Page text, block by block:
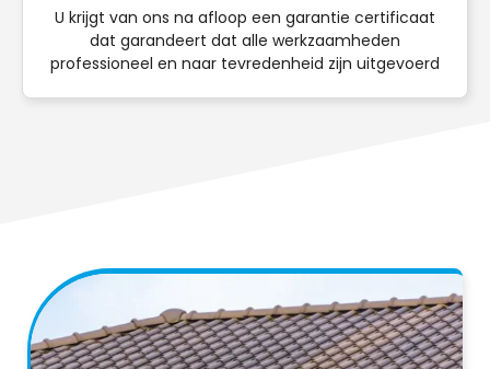
U krijgt van ons na afloop een garantie certificaat
dat garandeert dat alle werkzaamheden
professioneel en naar tevredenheid zijn uitgevoerd